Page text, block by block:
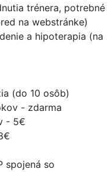
trénera, potrebné
na webstránke)
a hipoterapia (na
(do 10 osôb)
- zdarma
- 5€
spojená so